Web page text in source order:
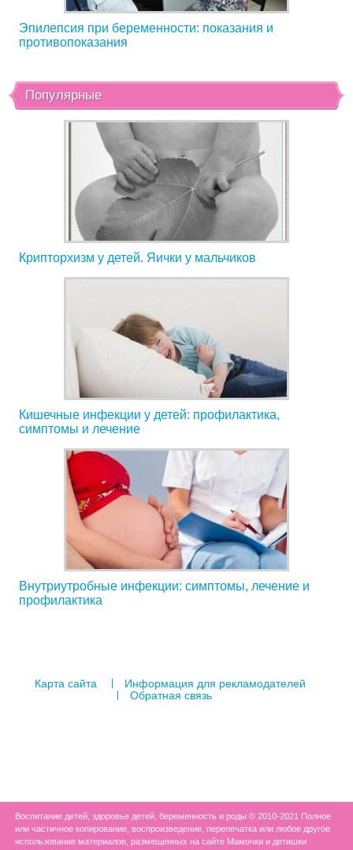
Эпилепсия при беременности: показания и
противопоказания
Популярные
Крипторхизм у детей. Яички у мальчиков
Кишечные инфекции у детей: профилактика,
симптомы и лечение
Внутриутробные инфекции: симптомы, лечение и
профилактика
Карта сайта
Информация для рекламодателей
Обратная связь
Воспитание детей, здоровье детей, беременность и роды © 2010-2021 Полное
или частичное копирование, воспроизведение, перепечатка или любое другое
использование материалов, размещенных на сайте Мамочки и детишки